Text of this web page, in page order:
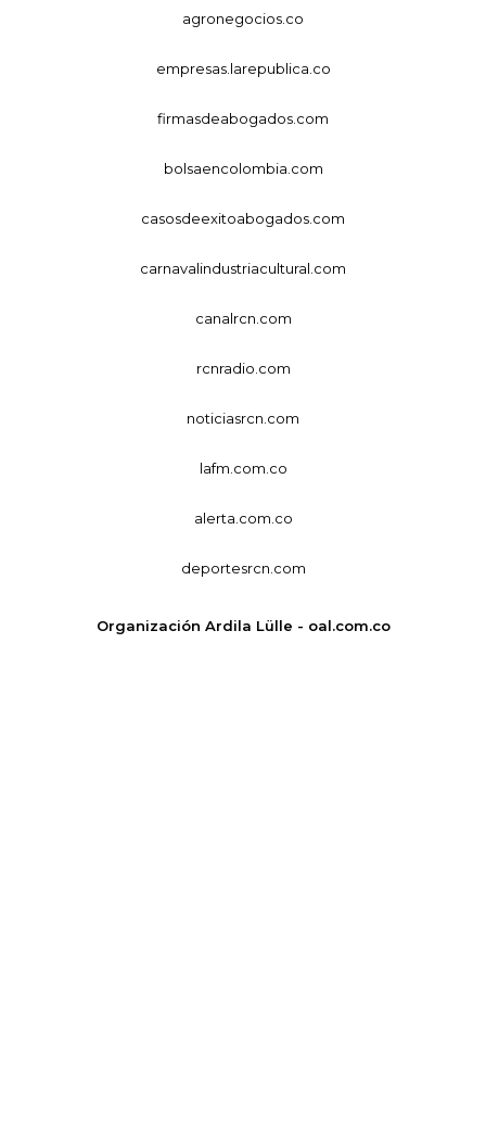
agronegocios.co
empresas.larepublica.co
firmasdeabogados.com
bolsaencolombia.com
casosdeexitoabogados.com
carnavalindustriacultural.com
canalrcn.com
rcnradio.com
noticiasrcn.com
lafm.com.co
alerta.com.co
deportesrcn.com
Organización Ardila Lülle - oal.com.co